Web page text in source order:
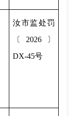
汝市监处罚
〔2026〕
DX-45号